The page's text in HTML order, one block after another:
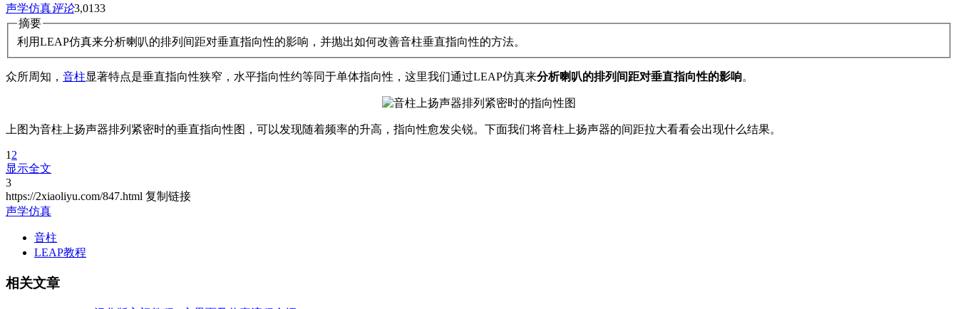
声学仿真评论3,0133
摘要
利用LEAP仿真来分析喇叭的排列间距对垂直指向性的影响，并抛出如何改善音柱垂直指向性的方法。
众所周知， 音柱显著特点是垂直指向性狭窄，水平指向性约等同于单体指向性，这里我们通过LEAP仿真来分析喇叭的排列间距对垂直指向性的影响。
上图为音柱上扬声器排列紧密时的垂直指向性图，可以发现随着频率的升高，指向性愈发尖锐。下面我们将音柱上扬声器的间距拉大看看会出现什么结果。
12
显示全文
3
https://2xiaoliyu.com/847.html 复制链接
声学仿真
音柱
LEAP教程
相关文章